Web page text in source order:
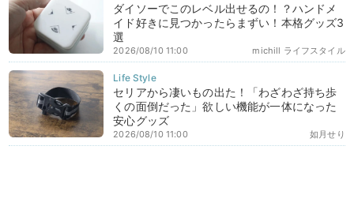
ダイソーでこのレベル出せるの！？ハンドメ
イド好きに見つかったらまずい！本格グッズ3
選
michill ライフスタイル
2026/08/10 11:00
セリアから凄いもの出た！「わざわざ持ち歩
くの面倒だった」欲しい機能が一体になった
安心グッズ
如月せり
2026/08/10 11:00